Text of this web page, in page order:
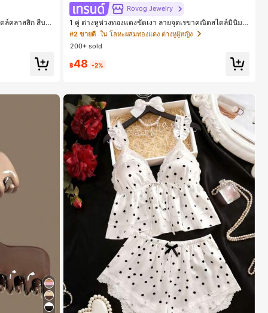
ล์คลาสสิก สีบล็
Rovog Jewelry
1 คู่ ต่างหูห่วงทองแดงขัดเงา ลายจุดเรขาคณิตสไตล์มินิมอ
ล เหมาะสำหรับสวมใส่ประจำวันแบบสบายๆ สำหรับผู้หญิง
#2 ขายดี ใน โลหะผสมทองแดง ต่างหูผู้หญิง
200+ sold
฿48 -2%